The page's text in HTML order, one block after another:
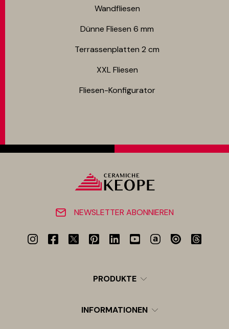
Wandfliesen
Dünne Fliesen 6 mm​
Terrassenplatten 2 cm
XXL Fliesen
Fliesen-Konfigurator
NEWSLETTER ABONNIEREN
PRODUKTE
INFORMATIONEN